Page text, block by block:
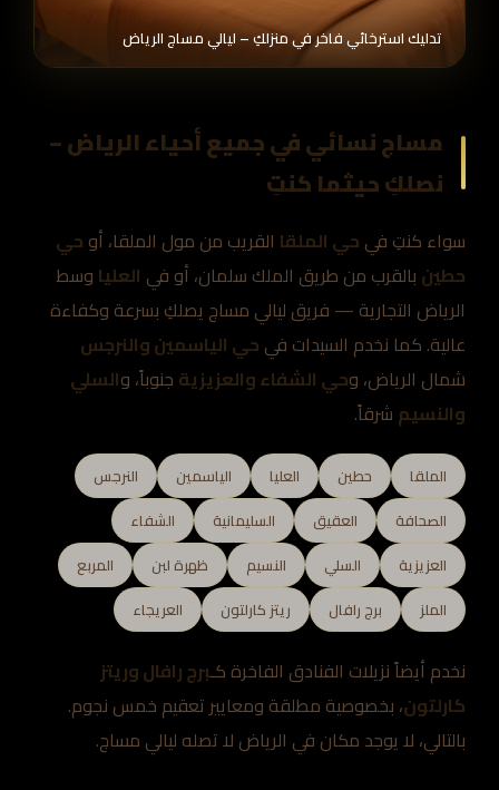
تدليك استرخائي فاخر في منزلكِ – ليالي مساج الرياض
مساج نسائي في جميع أحياء الرياض –
نصلكِ حيثما كنتِ
سواء كنتِ في حي الملقا القريب من مول الملقا، أو حي
حطين بالقرب من طريق الملك سلمان، أو في العليا وسط
الرياض التجارية — فريق ليالي مساج يصلكِ بسرعة وكفاءة
عالية. كما نخدم السيدات في حي الياسمين والنرجس
شمال الرياض، وحي الشفاء والعزيزية جنوباً، والسلي
والنسيم شرقاً.
الملقا حطين العليا الياسمين
النرجس
الصحافة
العقيق السليمانية
الشفاء
العزيزية
السلي النسيم ظهرة لبن
المربع
الملز
برج رافال ريتز كارلتون العريجاء
نخدم أيضاً نزيلات الفنادق الفاخرة كـبرج رافال وريتز
كارلتون، بخصوصية مطلقة ومعايير تعقيم خمس نجوم.
بالتالي، لا يوجد مكان في الرياض لا تصله ليالي مساج.